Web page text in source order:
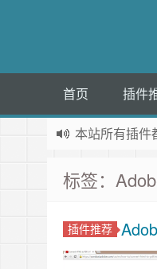
首页 插件
本站所有插件
标签：
插件推荐